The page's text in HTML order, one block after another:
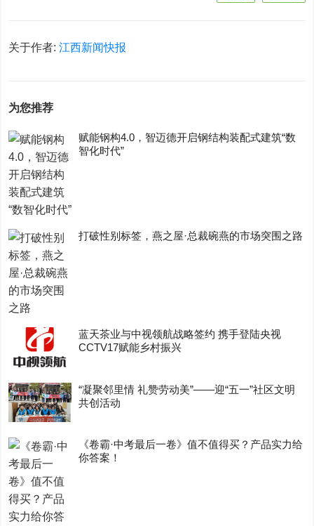
关于作者:江西新闻快报
为您推荐
赋能钢构4.0，智迈德开启钢结构装配式建筑“数
智化时代”
打破性别标签，燕之屋·总裁碗燕的市场突围之路
蓝天茶业与中视领航战略签约 携手登陆央视
CCTV17赋能乡村振兴
“凝聚邻里情 礼赞劳动美”——迎“五一”社区文明
共创活动
《卷霸·中考最后一卷》值不值得买？产品实力给
你答案！